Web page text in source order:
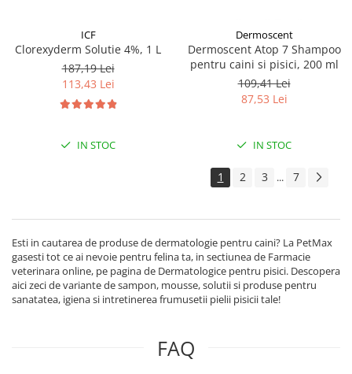
ICF
Clorexyderm Solutie 4%, 1 L
187,19 Lei
113,43 Lei
IN STOC
Dermoscent
Dermoscent Atop 7 Shampoo
pentru caini si pisici, 200 ml
109,41 Lei
87,53 Lei
IN STOC
1 2 3 ... 7
Esti in cautarea de produse de dermatologie pentru caini? La PetMax
gasesti tot ce ai nevoie pentru felina ta, in sectiunea de Farmacie
veterinara online, pe pagina de Dermatologice pentru pisici. Descopera
aici zeci de variante de sampon, mousse, solutii si produse pentru
sanatatea, igiena si intretinerea frumusetii pielii pisicii tale!
FAQ